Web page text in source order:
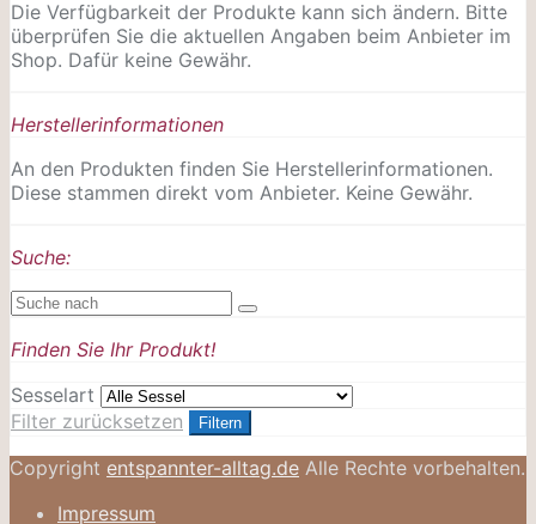
Die Verfügbarkeit der Produkte kann sich ändern. Bitte
überprüfen Sie die aktuellen Angaben beim Anbieter im
Shop. Dafür keine Gewähr.
Herstellerinformationen
An den Produkten finden Sie Herstellerinformationen.
Diese stammen direkt vom Anbieter. Keine Gewähr.
Suche:
Finden Sie Ihr Produkt!
Sesselart
Filter zurücksetzen
Filtern
Copyright entspannter-alltag.de Alle Rechte vorbehalten.
Impressum